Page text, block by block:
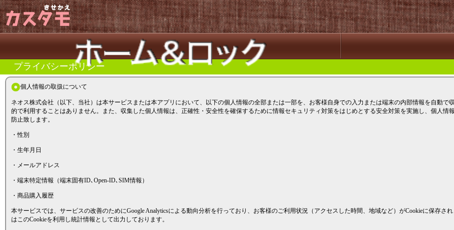
プライバシーポリシー
個人情報の取扱について
ネオス株式会社（以下、当社）は本サービスまたは本アプリにおいて、以下の個人情報の全部または一部を、お客様自身での入力または端末の内部情報を自動
的で利用することはありません。また、収集した個人情報は、正確性・安全性を確保するために情報セキュリティ対策をはじめとする安全対策を実施し、個人
防止致します。
・性別
・生年月日
・メールアドレス
・端末特定情報（端末固有ID､Open-ID､SIM情報）
・商品購入履歴
本サービスでは、サービスの改善のためにGoogle Analyticsによる動向分析を行っており、お客様のご利用状況（アクセスした時間、地域など）がCookieに保存さ
はこのCookieを利用し統計情報として出力しております。